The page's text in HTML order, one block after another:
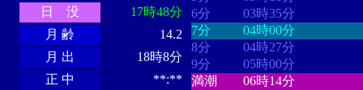
日 没
17時48分
月 齢
14.2
月 出
18時8分
正 中
**:**
6分
03時35分
7分
04時00分
8分
04時27分
9分
05時00分
満潮
06時14分